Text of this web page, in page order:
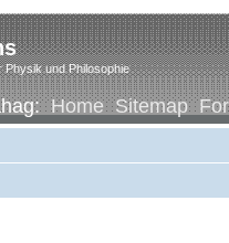
Physik und Philosophie
Home Sitemap